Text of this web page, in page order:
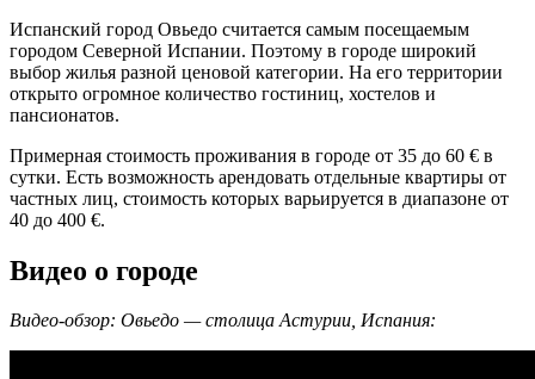
Испанский город Овьедо считается самым посещаемым
городом Северной Испании. Поэтому в городе широкий
выбор жилья разной ценовой категории. На его территории
открыто огромное количество гостиниц, хостелов и
пансионатов.
Примерная стоимость проживания в городе от 35 до 60 € в
сутки. Есть возможность арендовать отдельные квартиры от
частных лиц, стоимость которых варьируется в диапазоне от
40 до 400 €.
Видео о городе
Видео-обзор: Овьедо — столица Астурии, Испания: